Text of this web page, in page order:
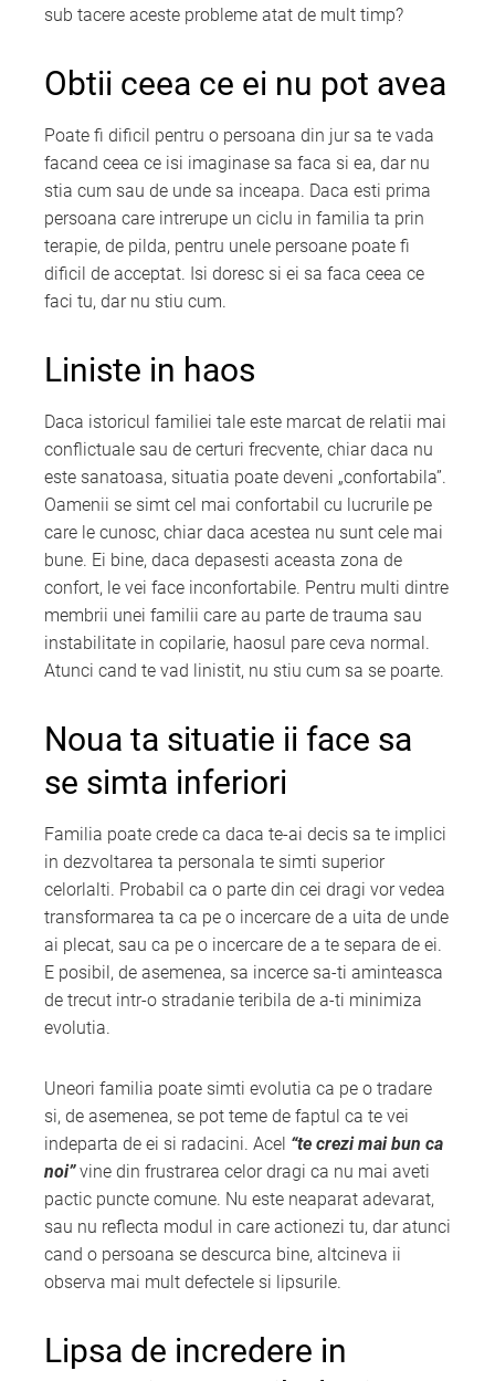
sub tacere aceste probleme atat de mult timp?
Obtii ceea ce ei nu pot avea
Poate fi dificil pentru o persoana din jur sa te vada
facand ceea ce isi imaginase sa faca si ea, dar nu
stia cum sau de unde sa inceapa. Daca esti prima
persoana care intrerupe un ciclu in familia ta prin
terapie, de pilda, pentru unele persoane poate fi
dificil de acceptat. Isi doresc si ei sa faca ceea ce
faci tu, dar nu stiu cum.
Liniste in haos
Daca istoricul familiei tale este marcat de relatii mai
conflictuale sau de certuri frecvente, chiar daca nu
este sanatoasa, situatia poate deveni „confortabila”.
Oamenii se simt cel mai confortabil cu lucrurile pe
care le cunosc, chiar daca acestea nu sunt cele mai
bune. Ei bine, daca depasesti aceasta zona de
confort, le vei face inconfortabile. Pentru multi dintre
membrii unei familii care au parte de trauma sau
instabilitate in copilarie, haosul pare ceva normal.
Atunci cand te vad linistit, nu stiu cum sa se poarte.
Noua ta situatie ii face sa
se simta inferiori
Familia poate crede ca daca te-ai decis sa te implici
in dezvoltarea ta personala te simti superior
celorlalti. Probabil ca o parte din cei dragi vor vedea
transformarea ta ca pe o incercare de a uita de unde
ai plecat, sau ca pe o incercare de a te separa de ei.
E posibil, de asemenea, sa incerce sa-ti aminteasca
de trecut intr-o stradanie teribila de a-ti minimiza
evolutia.
Uneori familia poate simti evolutia ca pe o tradare
si, de asemenea, se pot teme de faptul ca te vei
indeparta de ei si radacini. Acel “te crezi mai bun ca
noi”vine din frustrarea celor dragi ca nu mai aveti
pactic puncte comune. Nu este neaparat adevarat,
sau nu reflecta modul in care actionezi tu, dar atunci
cand o persoana se descurca bine, altcineva ii
observa mai mult defectele si lipsurile.
Lipsa de incredere in